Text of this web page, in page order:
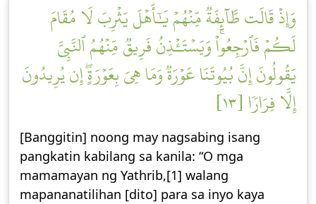
وَإِذۡ قَالَت طَّآئِفَةٞ مِّنۡهُمۡ يَٰٓأَهۡلَ يَثۡرِبَ لَا مُقَامَ
لَكُمۡ فَٱرۡجِعُواْۚ وَيَسۡتَـٔۡذِنُ فَرِيقٞ مِّنۡهُمُ ٱلنَّبِيَّ
يَقُولُونَ إِنَّ بُيُوتَنَا عَوۡرَةٞ وَمَا هِيَ بِعَوۡرَةٍۖ إِن يُرِيدُونَ
إِلَّا فِرَارٗا [١٣]
[Banggitin] noong may nagsabing isang
pangkatin kabilang sa kanila: “O mga
mamamayan ng Yathrib,[1] walang
mapananatilihan [dito] para sa inyo kaya